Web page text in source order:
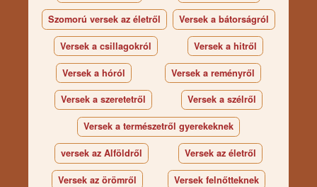
Szomorú versek az életről Versek a bátorságról
Versek a csillagokról Versek a hitről
Versek a hóról Versek a reményről
Versek a szeretetről Versek a szélről
Versek a természetről gyerekeknek
versek az Alföldről Versek az életről
Versek az örömről Versek felnőtteknek